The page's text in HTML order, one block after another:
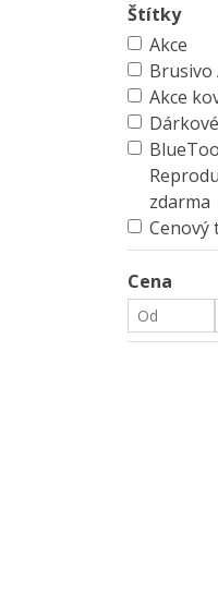
Štítky
Akce
Brusivo
Akce
zdarma
Cenový
Cena